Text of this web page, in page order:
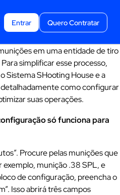
Quero Contratar
Entrar
em uma entidade de tiro
simplificar esse processo,
Sistema SHooting House e a
como configurar
suas operações.
só funciona para
Procure pelas munições que
exemplo, munição .38 SPL, e
de configuração, preencha o
Isso abrirá três campos